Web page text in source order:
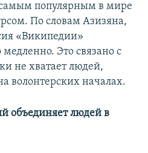
популярным в мире
По словам Азизяна,
«Википедии»
медленно. Это связано с
не хватает людей,
волонтерских началах.
объединяет людей в